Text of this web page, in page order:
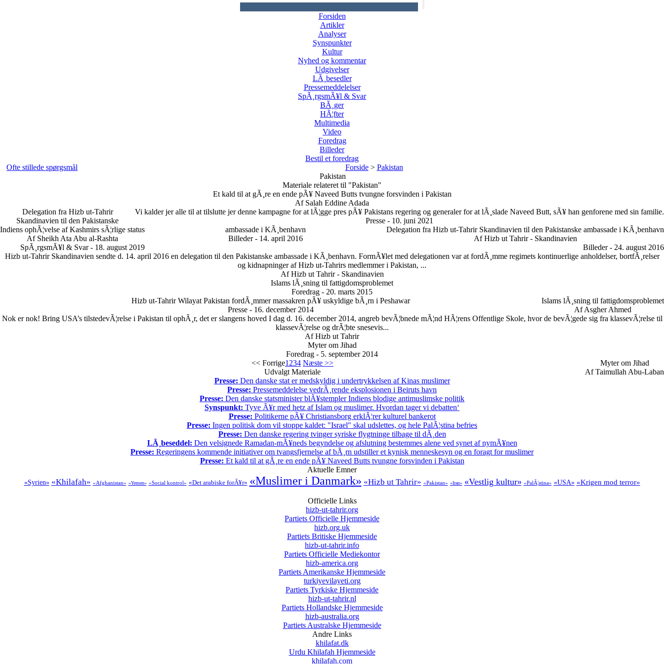
Forsiden
Artikler
Analyser
Synspunkter
Kultur
Nyhed og kommentar
Udgivelser
LÃ¸besedler
Pressemeddelelser
SpÃ¸rgsmÃ¥l & Svar
BÃ¸ger
HÃ¦fter
Multimedia
Video
Foredrag
Billeder
Bestil et foredrag
Ofte stillede spørgsmål
Forside> Pakistan
Pakistan
Materiale relateret til "Pakistan"
Et kald til at gÃ¸re en ende pÃ¥ Naveed Butts tvungne forsvinden i Pakistan
Af Salah Eddine Adada
Vi kalder jer alle til at tilslutte jer denne kampagne for at lÃ¦gge pres pÃ¥ Pakistans regering og generaler for at lÃ¸slade Naveed Butt, sÃ¥ han genforene med sin familie.
Presse - 10. juni 2021
Indiens ophÃ¦velse af Kashmirs sÃ¦rlige status
Af Sheikh Ata Abu al-Rashta
SpÃ¸rgsmÃ¥l & Svar - 18. august 2019
Delegation fra Hizb ut-Tahrir Skandinavien til den Pakistanske ambassade i KÃ¸benhavn
Af Hizb ut Tahrir - Skandinavien
Billeder - 24. august 2016
Delegation fra Hizb ut-Tahrir
Skandinavien til den Pakistanske
ambassade i KÃ¸benhavn
Billeder - 14. april 2016
Hizb ut-Tahrir Skandinavien sendte d. 14. april 2016 en delegation til den Pakistanske ambassade i KÃ¸benhavn. FormÃ¥let med delegationen var at fordÃ¸mme regimets kontinuerlige anholdelser, bortfÃ¸relser
og kidnapninger af Hizb ut-Tahrirs medlemmer i Pakistan, ...
Af Hizb ut Tahrir - Skandinavien
Islams lÃ¸sning til fattigdomsproblemet
Foredrag - 20. marts 2015
Islams lÃ¸sning til fattigdomsproblemet
Af Asgher Ahmed
Hizb ut-Tahrir Wilayat Pakistan fordÃ¸mmer massakren pÃ¥ uskyldige bÃ¸rn i Peshawar
Presse - 16. december 2014
Nok er nok! Bring USA’s tilstedevÃ¦relse i Pakistan til ophÃ¸r, det er slangens hoved I dag d. 16. december 2014, angreb bevÃ¦bnede mÃ¦nd HÃ¦rens Offentlige Skole, hvor de bevÃ¦gede sig fra klassevÃ¦relse til
klassevÃ¦relse og drÃ¦bte snesevis...
Af Hizb ut Tahrir
Myter om Jihad
Foredrag - 5. september 2014
Myter om Jihad
Af Taimullah Abu-Laban
<< Forrige1 234 Næste >>
Udvalgt Materiale
Presse: Den danske stat er medskyldig i undertrykkelsen af Kinas muslimer
Presse: Pressemeddelelse vedrÃ¸rende eksplosionen i Beiruts havn
Presse: Den danske statsminister blÃ¥stempler Indiens blodige antimuslimske politik
Synspunkt: Tyve Ã¥r med hetz af Islam og muslimer. Hvordan tager vi debatten‘
Presse: Politikerne pÃ¥ Christiansborg erklÃ¦rer kulturel bankerot
Presse: Ingen politisk dom vil stoppe kaldet: "Israel" skal udslettes, og hele PalÃ¦stina befries
Presse: Den danske regering tvinger syriske flygtninge tilbage til dÃ¸den
LÃ¸beseddel: Den velsignede Ramadan-mÃ¥neds begyndelse og afslutning bestemmes alene ved synet af nymÃ¥nen
Presse: Regeringens kommende initiativer om tvangsfjernelse af bÃ¸rn udstiller et kynisk menneskesyn og en foragt for muslimer
Presse: Et kald til at gÃ¸re en ende pÃ¥ Naveed Butts tvungne forsvinden i Pakistan
Aktuelle Emner
«Syrien» «Khilafah» «Afghanistan» «Yemen» «Social kontrol» «Det arabiske forÃ¥r» «Muslimer i Danmark» «Hizb ut Tahrir» «Pakistan» «Iran» «Vestlig kultur» «PalÃ¦stina» «USA» «Krigen mod terror»
Officielle Links
hizb-ut-tahrir.org
Partiets Officielle Hjemmeside
hizb.org.uk
Partiets Britiske Hjemmeside
hizb-ut-tahrir.info
Partiets Officielle Mediekontor
hizb-america.org
Partiets Amerikanske Hjemmeside
turkiyevilayeti.org
Partiets Tyrkiske Hjemmeside
hizb-ut-tahrir.nl
Partiets Hollandske Hjemmeside
hizb-australia.org
Partiets Australske Hjemmeside
Andre Links
khilafat.dk
Urdu Khilafah Hjemmeside
khilafah.com